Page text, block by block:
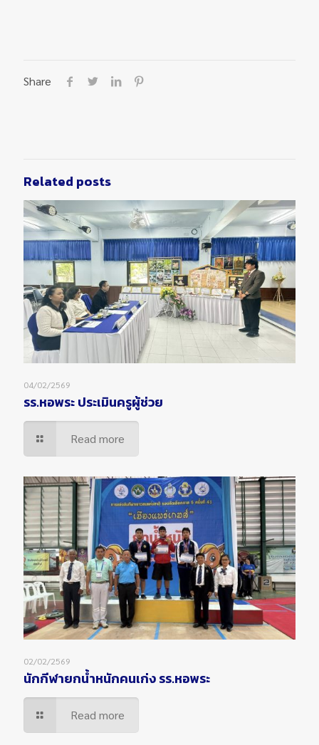
Share
Related posts
04/02/2569
รร.หอพระ ประเมินครูผู้ช่วย
Read more
02/02/2569
นักกีฬายกน้ำหนักคนเก่ง รร.หอพระ
Read more